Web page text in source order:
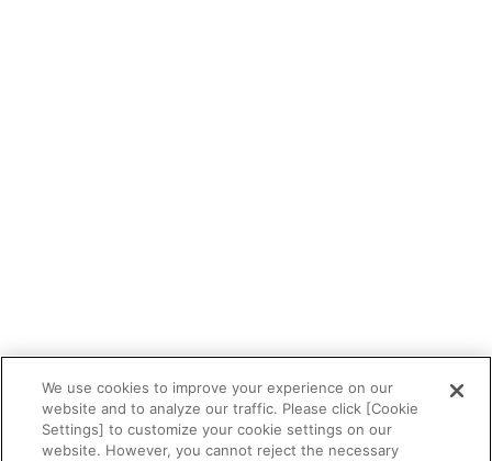
We use cookies to improve your experience on our
website and to analyze our traffic. Please click [Cookie
Settings] to customize your cookie settings on our
website. However, you cannot reject the necessary